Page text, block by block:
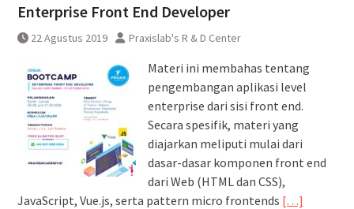
Enterprise Front End Developer
22 Agustus 2019 Praxislab's R & D Center
Materi ini membahas tentang
pengembangan aplikasi level
enterprise dari sisi front end.
Secara spesifik, materi yang
diajarkan meliputi mulai dari
dasar-dasar komponen front end
dari Web (HTML dan CSS),
JavaScript, Vue.js, serta pattern micro frontends […]